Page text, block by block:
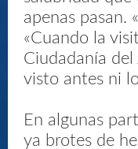
apenas pasan.
«Cuando la
Ciudadanía
visto antes ni
En algunas
ya brotes de